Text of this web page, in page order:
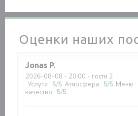
Оценки наших
Jonas P
2026-08-08 - 20:00 - гости 2
Услуги : 5/5 Атмосфера : 5/5 Меню :
качество : 5/5